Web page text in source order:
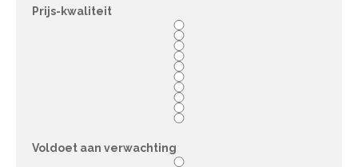
Prijs-kwaliteit
Voldoet aan verwachting